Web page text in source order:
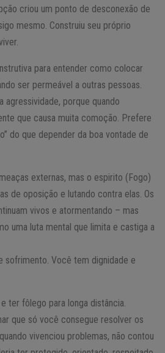
criou um ponto de desconexão de
mesmo. Construiu seu próprio
para entender como colocar
ser permeável a outras pessoas.
porque quando
que causa muita comoção. Prefere
do que depender da boa vontade de
externas, mas o espirito (Fogo)
de oposição e lutando contra elas. Os
vivos e atormentando – mas
uma luta mental que limita e castiga a
sofrimento. Você tem dignidade e
ter fôlego para longa distância.
que só você consegue resolver os
vivenciou problemas, não contou